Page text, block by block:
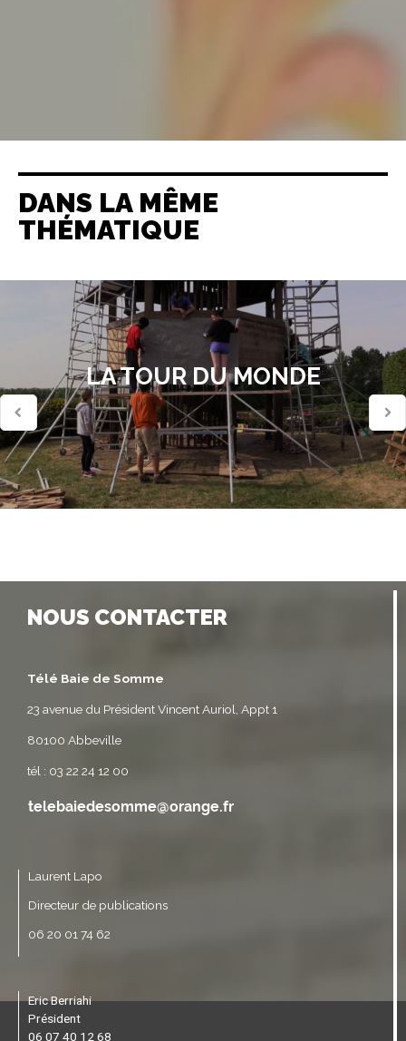
DANS LA MÊME
THÉMATIQUE
LA TOUR DU MONDE
NOUS CONTACTER
Télé Baie de Somme
23 avenue du Président Vincent Auriol, Appt 1
80100 Abbeville
tél : 03 22 24 12 00
Laurent Lapo
Directeur de publications
06 20 01 74 62
Eric Berriahi
Président
06 07 40 12 68